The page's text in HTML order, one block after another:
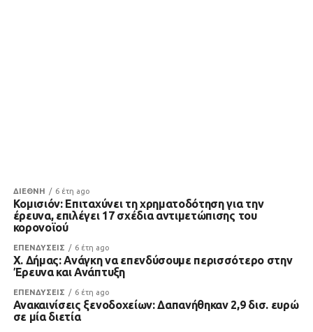
ΔΙΕΘΝΗ 6 έτη ago
Κομισιόν: Επιταχύνει τη χρηματοδότηση για την
έρευνα, επιλέγει 17 σχέδια αντιμετώπισης του
κορονοϊού
ΕΠΕΝΔΥΣΕΙΣ 6 έτη ago
Χ. Δήμας: Ανάγκη να επενδύσουμε περισσότερο στην
Έρευνα και Ανάπτυξη
ΕΠΕΝΔΥΣΕΙΣ 6 έτη ago
Ανακαινίσεις ξενοδοχείων: Δαπανήθηκαν 2,9 δισ. ευρώ
σε μία διετία